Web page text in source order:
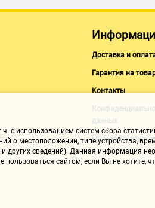
работает без
Комментарий:
был
01.12.2020, 11:47
Достоинства:
Доставка и
Гарантия на
Контакты
данных
с использованием систем сбора
о местоположении, типе устройства,
сведений). Данная информация
пользоваться сайтом, если Вы не